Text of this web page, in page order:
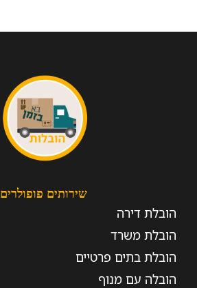
שירותים פופולרים
הובלת דירה
הובלת משרד
הובלת בתים פרטיים
הובלה עם מנוף